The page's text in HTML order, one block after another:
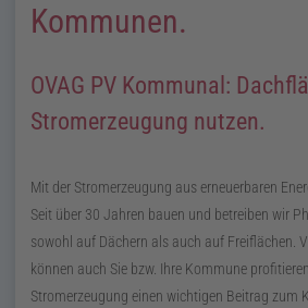
Kommunen.
OVAG PV Kommunal:
Stromerzeugung nutzen.
Mit der Stromerzeugung aus erneuerbaren
Seit über 30 Jahren bauen und betreiben wir
sowohl auf Dächern als auch auf Freiflächen.
können auch Sie bzw. Ihre Kommune
Stromerzeugung einen wichtigen Beitrag zum